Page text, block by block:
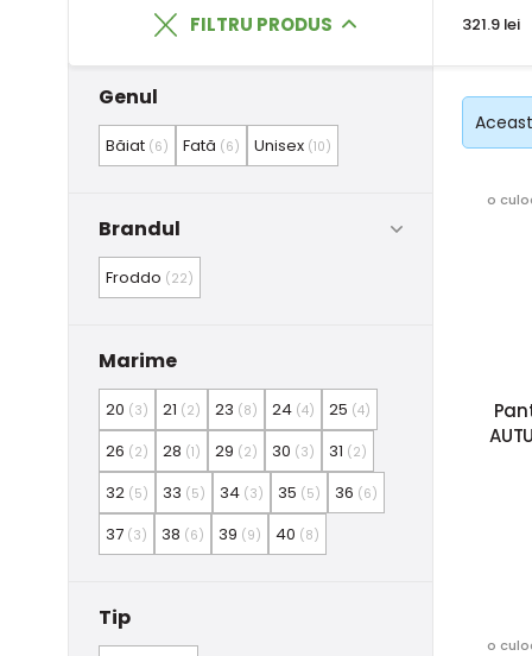
FILTRU PRODUS
Genul
Băiat (6) Fată (6) Unisex (10)
Brandul
Froddo (22)
Marime
20 (3) 21 (2) 23 (8) 24 (4) 25 (4)
26 (2) 28 (1) 29 (2) 30 (3) 31 (2)
32 (5) 33 (5) 34 (3) 35 (5) 36 (6)
37 (3) 38 (6) 39 (9) 40 (8)
Tip
321.9 lei
o
o